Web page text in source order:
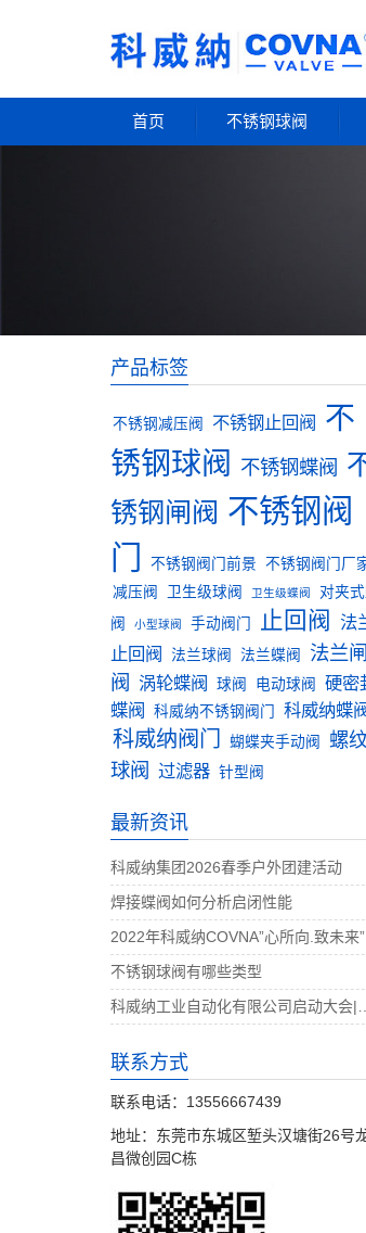
首页 不锈钢球阀
产品标签
不锈钢减压阀 不锈钢止回阀
不
锈钢球阀
不锈钢蝶阀
锈钢闸阀 不锈钢阀
门
不锈钢阀门前景 不锈钢阀门厂
减压阀
卫生级球阀 卫生级蝶阀
对夹
阀
小型球阀 手动阀门 止回阀
法
止回阀
法兰球阀 法兰蝶阀
法兰闸
阀 涡轮蝶阀 球阀 电动球阀
硬密
蝶阀
科威纳不锈钢阀门 科威纳蝶
科威纳阀门 蝴蝶夹手动阀
螺
球阀 过滤器 针型阀
最新资讯
科威纳集团2026春季户外团建活动
焊接蝶阀如何分析启闭性能
不锈钢球阀有哪些类型
联系方式
联系电话：13556667439
地址：东莞市东城区堑头汉塘街26号
昌微创园C栋